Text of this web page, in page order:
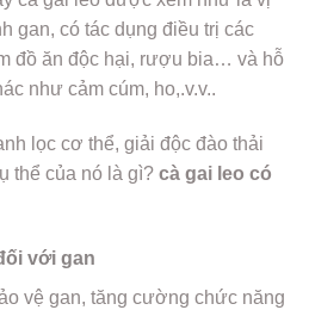
gan, có tác dụng điều trị các
đồ ăn độc hại, rượu bia… và hỗ
như cảm cúm, ho,.v.v..
lọc cơ thể, giải độc đào thải
thể của nó là gì? cà gai leo có
với gan
vệ gan, tăng cường chức năng